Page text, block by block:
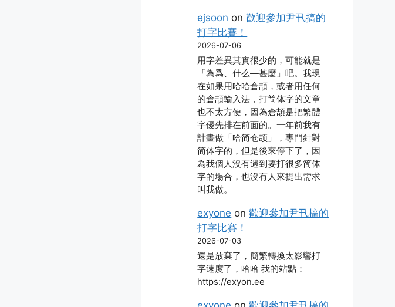
ejsoon on歡迎參加尹卂搞的
打字比賽！
2026-07-06
用字差異其實很少的，可能就是
「為爲、什么―甚麼」吧。我現
在如果用哈哈倉頡，或者用任何
的倉頡輸入法，打简体字的文章
也不太方便，因為倉頡是把繁體
字優先排在前面的。一年前我有
計畫做「哈简仓颉」，專門針對
简体字的，但是後來停下了，因
為我個人沒有遇到要打很多简体
字的場合，也沒有人來提出需求
叫我做。
exyone on歡迎參加尹卂搞的
打字比賽！
2026-07-03
還是放棄了，簡繁轉換太影響打
字速度了，哈哈 我的站點：
https://exyon.ee